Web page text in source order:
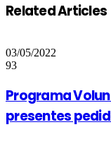
Related Articles
03/05/2022
93
Programa
presentes